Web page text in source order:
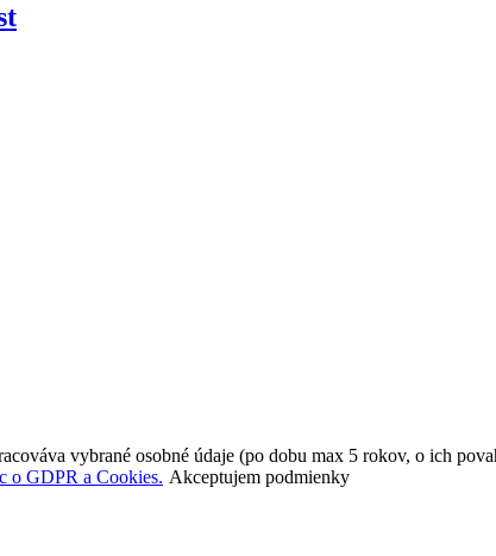
vybrané osobné údaje (po dobu max 5 rokov, o ich
o GDPR a Cookies. Akceptujem podmienky